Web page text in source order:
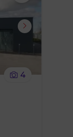
ou
supprimer
4